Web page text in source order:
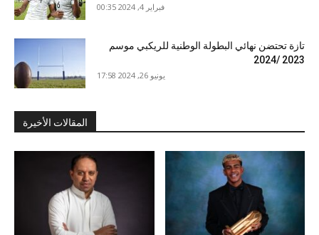
فبراير 4, 2024 00:35
تازة تحتضن نهائي البطولة الوطنية للريكبي موسم
2023 /2024
يونيو 26, 2024 17:58
المقالات الأخيرة